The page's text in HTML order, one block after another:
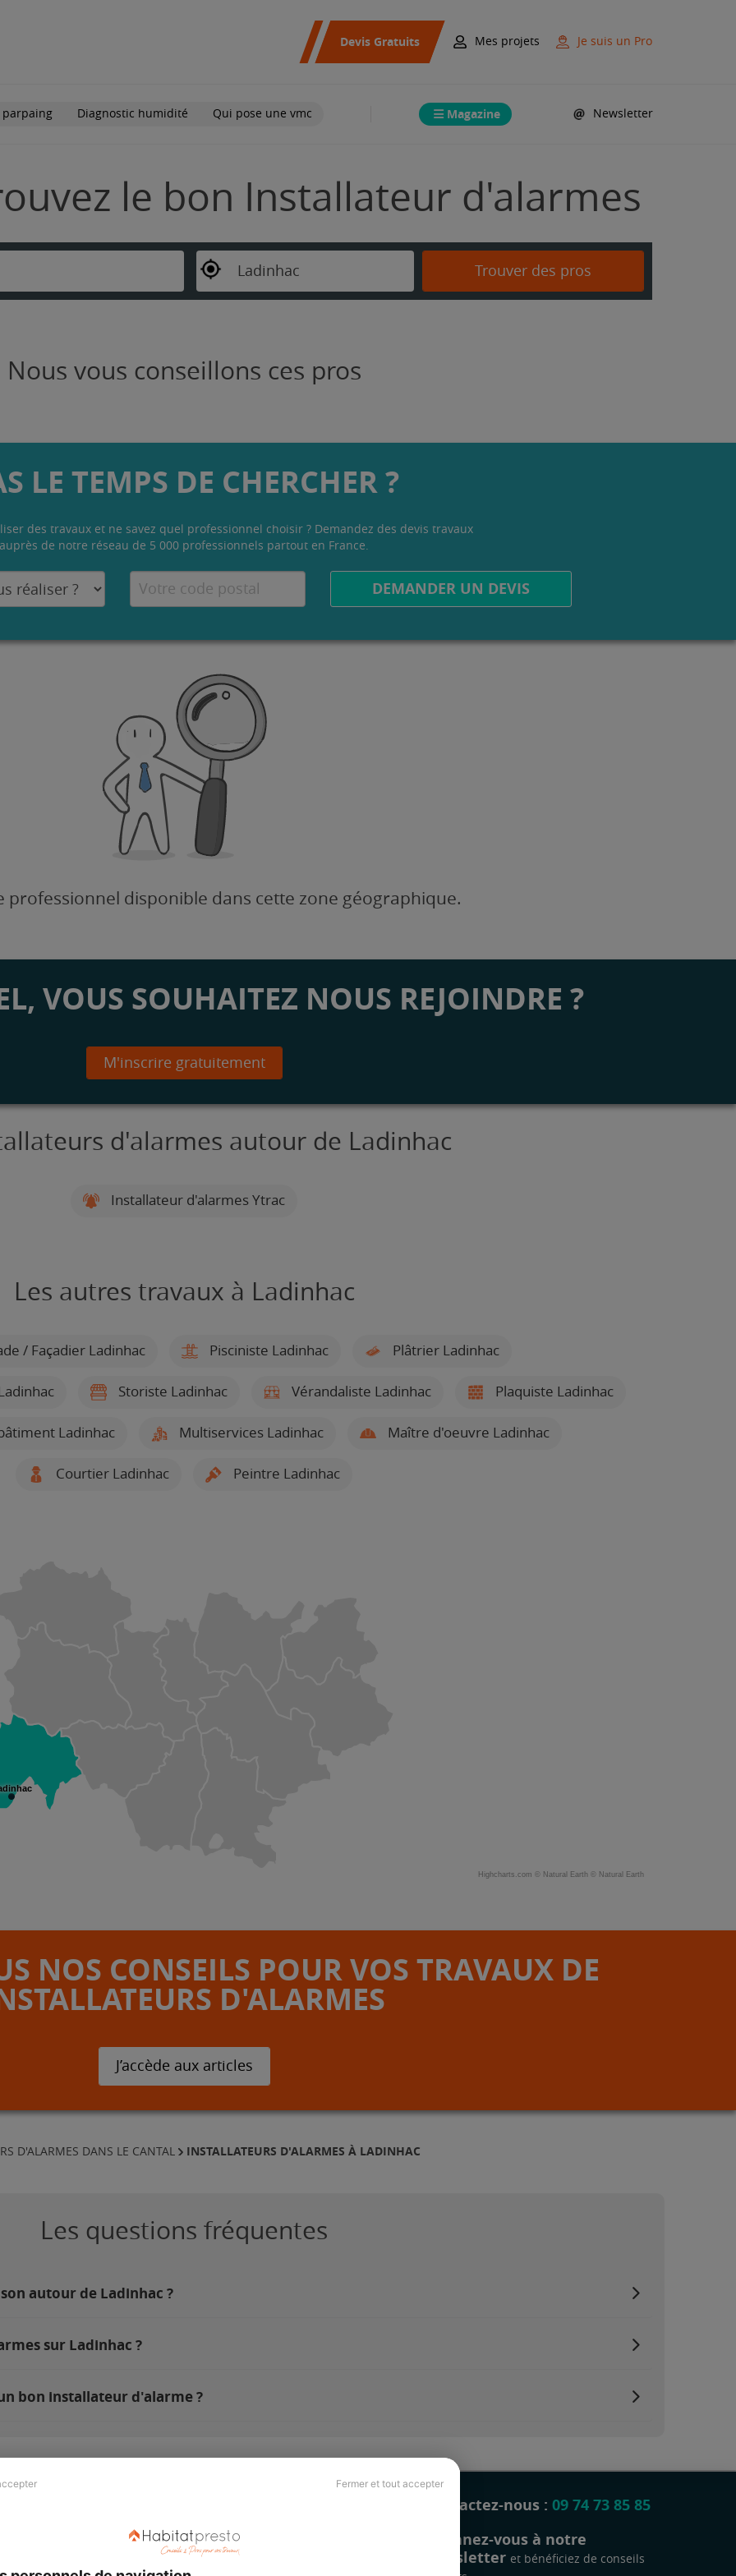
Fermer et tout accepter
Devis Gratuits Mes projets Je suis un Pro
Diagnostic humidité Qui pose une vmc Magazine Newsletter
le bon Installateur d'alarmes
Ladinhac Trouver des pros
Nous vous conseillons ces pros
LE TEMPS DE CHERCHER ?
des travaux et ne savez quel professionnel choisir ? Demandez des devis travaux
auprès de notre réseau de 5 000 professionnels partout en France.
DEMANDER UN DEVIS
professionnel disponible dans cette zone géographique.
VOUS SOUHAITEZ NOUS REJOINDRE ?
M'inscrire gratuitement
d'alarmes autour de Ladinhac
Installateur d'alarmes Ytrac
Les autres travaux à Ladinhac
/ Façadier Ladinhac Pisciniste Ladinhac Plâtrier Ladinhac
Storiste Ladinhac Vérandaliste Ladinhac Plaquiste Ladinhac
Ladinhac Multiservices Ladinhac Maître d'oeuvre Ladinhac
Courtier Ladinhac Peintre Ladinhac
Highcharts.com © Natural Earth © Natural Earth
NOS CONSEILS POUR VOS TRAVAUX DE
D'ALARMES
J’accède aux articles
D'ALARMES DANS LE CANTAL INSTALLATEURS D'ALARMES À LADINHAC
Les questions fréquentes
autour de Ladinhac ?
sur Ladinhac ?
bon installateur d'alarme ?
Revue de presse
Contactez-nous : 09 74 73 85 85
Abonnez-vous à notre
newsletter et bénéficiez de conseils